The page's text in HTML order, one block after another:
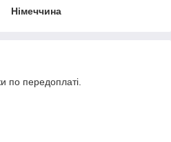
Німеччина
по передоплаті.